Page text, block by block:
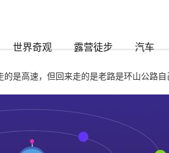
世界奇观 露营徒步 汽车
是高速，但回来走的是老路是环山公路